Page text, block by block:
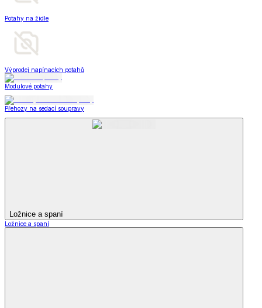
Potahy na židle
Výprodej napínacích potahů
Modulové potahy
Přehozy na sedací soupravy
Ložnice a spaní
Ložnice a spaní